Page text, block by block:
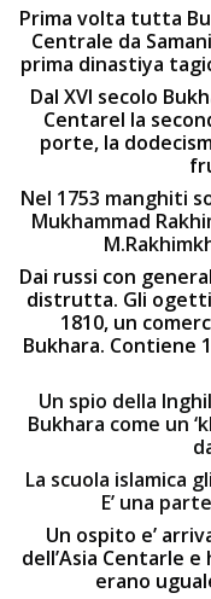
Prima volta tutta
Centrale da
prima dinastiya
Dal XVI secolo
Centarel la
porte, la
Nel 1753 manghiti
Mukhammad
Dai russi con
distrutta. Gli ogetti
1810, un
Bukhara. Contiene
Un spio della
Bukhara come un
La scuola islamica
E’ una
Un ospito e’
dell’Asia Centarle
erano